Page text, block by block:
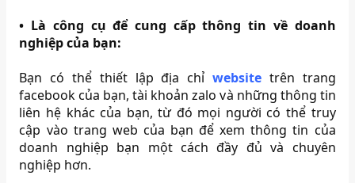
• Là công cụ để cung cấp thông tin về doanh
nghiệp của bạn:
Bạn có thể thiết lập địa chỉ websitetrên trang
facebook của bạn, tài khoản zalo và những thông tin
liên hệ khác của bạn, từ đó mọi người có thể truy
cập vào trang web của bạn để xem thông tin của
doanh nghiệp bạn một cách đầy đủ và chuyên
nghiệp hơn.